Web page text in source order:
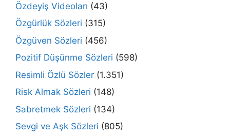
Özdeyiş Videoları (43)
Özgürlük Sözleri (315)
Özgüven Sözleri (456)
Pozitif Düşünme Sözleri (598)
Resimli Özlü Sözler (1.351)
Risk Almak Sözleri (148)
Sabretmek Sözleri (134)
Sevgi ve Aşk Sözleri (805)